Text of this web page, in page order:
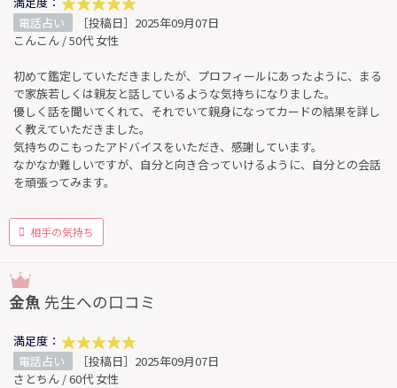
電話占い
［投稿日］2025年09月07日
こんこん / 50代 女性
初めて鑑定していただきましたが、プロフィールにあったように、まる
で家族若しくは親友と話しているような気持ちになりました。
優しく話を聞いてくれて、それでいて親身になってカードの結果を詳し
く教えていただきました。
気持ちのこもったアドバイスをいただき、感謝しています。
なかなか難しいですが、自分と向き合っていけるように、自分との会話
を頑張ってみます。
相手の気持ち
金魚 先生への口コミ
満足度：
電話占い
［投稿日］2025年09月07日
さとちん / 60代 女性